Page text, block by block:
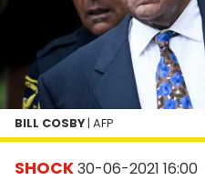
SHOCK30-06-2021 16:00
BILL COSBY| AFP